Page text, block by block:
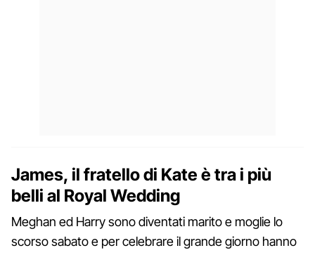
James, il fratello di Kate è tra i più
belli al Royal Wedding
Meghan ed Harry sono diventati marito e moglie lo
scorso sabato e per celebrare il grande giorno hanno